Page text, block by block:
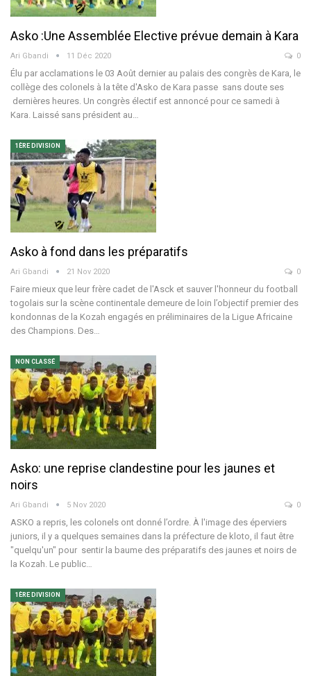
Asko :Une Assemblée Elective prévue demain à Kara
Ari Gbandi 11 Déc 2020 0
Élu par acclamations le 03 Août dernier au palais des congrès de Kara, le
collège des colonels à la tête d'Asko de Kara passe sans doute ses
dernières heures. Un congrès électif est annoncé pour ce samedi à
Kara. Laissé sans président au…
1ÈRE DIVISION
Asko à fond dans les préparatifs
Ari Gbandi 21 Nov 2020 0
Faire mieux que leur frère cadet de l'Asck et sauver l'honneur du football
togolais sur la scène continentale demeure de loin l’objectif premier des
kondonnas de la Kozah engagés en préliminaires de la Ligue Africaine
des Champions. Des…
NON CLASSÉ
Asko: une reprise clandestine pour les jaunes et
noirs
Ari Gbandi 5 Nov 2020 0
ASKO a repris, les colonels ont donné l’ordre. À l'image des éperviers
juniors, il y a quelques semaines dans la préfecture de kloto, il faut être
"quelqu'un" pour sentir la baume des préparatifs des jaunes et noirs de
la Kozah. Le public…
1ÈRE DIVISION